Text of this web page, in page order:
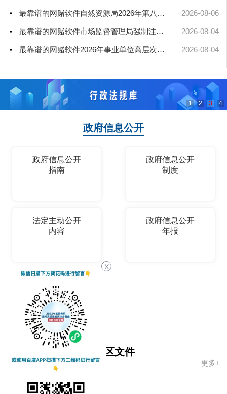
最靠谱的网赌软件自然资源局2026年第八次、第九次局长办公会审查通过矿业... 2026-08-06
最靠谱的网赌软件市场监督管理局强制注销公司登记决定送达公告 2026-08-04
最靠谱的网赌软件2026年事业单位高层次和急需紧缺人才引进（部分岗位）公... 2026-08-04
1 2 3 4
政府信息公开
政府信息公开
指南
政府信息公开
制度
法定主动公开
内容
政府信息公开
年报
国务院文件 自治区文件
市政府文件
更多+
X